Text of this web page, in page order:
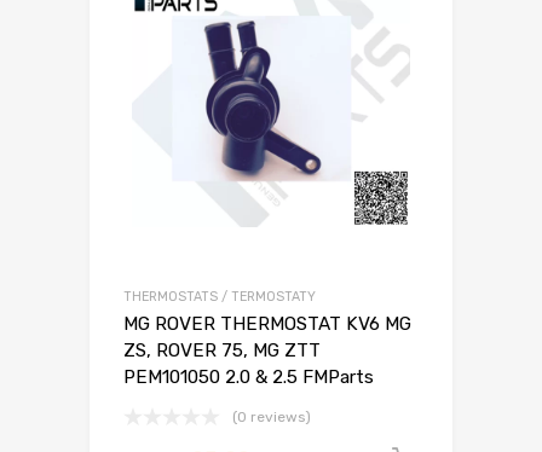
THERMOSTATS / TERMOSTATY
MG ROVER THERMOSTAT KV6 MG
ZS, ROVER 75, MG ZTT
PEM101050 2.0 & 2.5 FMParts
(0 reviews)